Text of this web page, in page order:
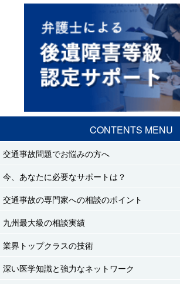
CONTENTS MENU
交通事故問題でお悩みの方へ
今、あなたに必要なサポートは？
交通事故の専門家への相談のポイント
九州最大級の相談実績
業界トップクラスの技術
深い医学知識と強力なネットワーク